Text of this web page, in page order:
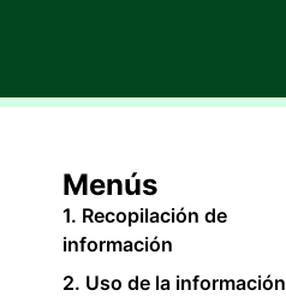
Menús
1. Recopilación de
información
2. Uso de la información